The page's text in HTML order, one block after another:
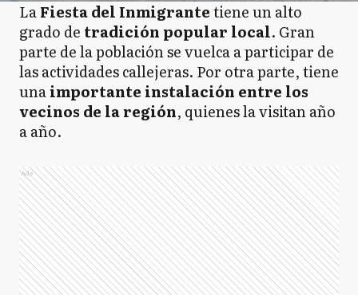
LaFiesta del Inmigrantetiene un alto
grado de tradición popular local. Gran
parte de la población se vuelca a participar de
las actividades callejeras. Por otra parte, tiene
unaimportante instalación entre los
vecinos de la región, quienes la visitan año
a año.
Ads